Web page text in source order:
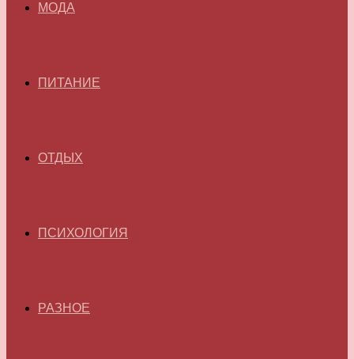
МОДА
ПИТАНИЕ
ОТДЫХ
ПСИХОЛОГИЯ
РАЗНОЕ